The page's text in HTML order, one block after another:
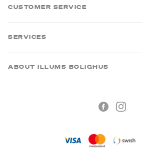
CUSTOMER SERVICE
SERVICES
ABOUT ILLUMS BOLIGHUS